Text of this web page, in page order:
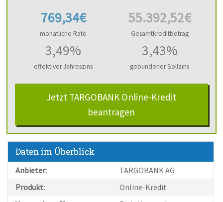
3,49%
effektiver Jahreszins
3,43%
gebundener Sollzins
769,34€
monatliche Rate
55.392,52€
Gesamtkreditbetrag
Jetzt TARGOBANK Online-Kredit
beantragen
Daten im Überblick
Anbieter:
TARGOBANK AG
Produkt:
Online-Kredit